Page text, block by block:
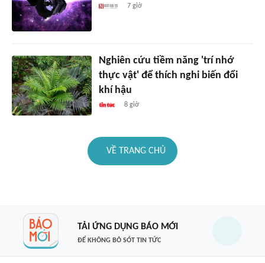
7 giờ
Nghiên cứu tiềm năng 'trí nhớ
thực vật' để thích nghi biến đổi
khí hậu
8 giờ
VỀ TRANG CHỦ
TẢI ỨNG DỤNG BÁO MỚI
ĐỂ KHÔNG BỎ SÓT TIN TỨC